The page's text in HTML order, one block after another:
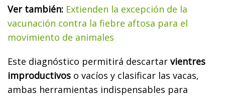
Ver también: Extienden la excepción de la
vacunación contra la fiebre aftosa para el
movimiento de animales
Este diagnóstico permitirá descartar vientres
improductivos o vacíos y clasificar las vacas,
ambas herramientas indispensables para